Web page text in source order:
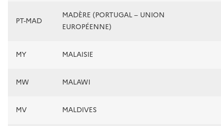
PT-MAD
MADÈRE (PORTUGAL – UNION
EUROPÉENNE)
MY MALAISIE
MW MALAWI
MV MALDIVES